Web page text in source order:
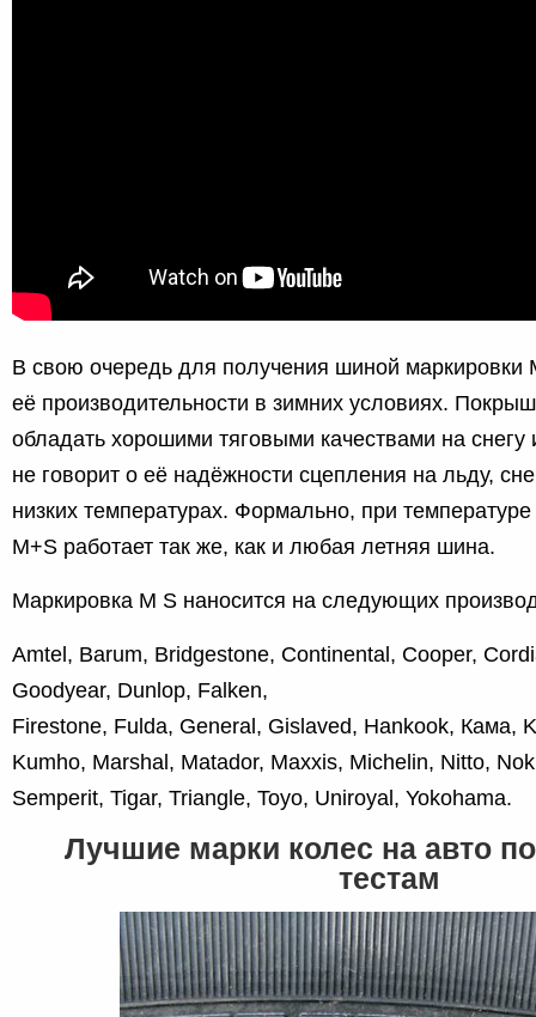
В свою очередь для получения шиной маркировки
её производительности в зимних условиях.
обладать хорошими тяговыми качествами на снегу
не говорит о её надёжности сцепления на льду,
низких температурах. Формально, при
M+S работает так же, как и любая летняя шина.
Маркировка М S наносится на следующих
Amtel, Barum, Bridgestone, Continental, Cooper,
Goodyear, Dunlop, Falken,
Firestone, Fulda, General, Gislaved, Hankook, Кама,
Kumho, Marshal, Matador, Maxxis, Michelin, Nitto,
Semperit, Tigar, Triangle, Toyo, Uniroyal, Yokohama.
Лучшие марки колес на авто
тестам